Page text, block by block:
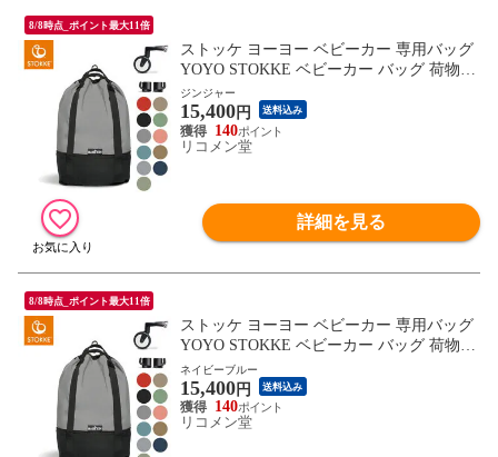
8/8時点_ポイント最大11倍
ストッケ ヨーヨー ベビーカー 専用バッグ
YOYO STOKKE ベビーカー バッグ 荷物入
れ ストローラー アクセサリー 【正規販売
店】【送料無料】
ジンジャー
15,400円 送料込み
140
リコメン堂
詳細を見る
8/8時点_ポイント最大11倍
ストッケ ヨーヨー ベビーカー 専用バッグ
YOYO STOKKE ベビーカー バッグ 荷物入
れ ストローラー アクセサリー 【正規販売
店】【送料無料】
ネイビーブルー
15,400円 送料込み
140
リコメン堂